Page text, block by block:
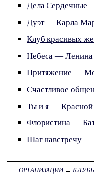
Дела Сердечные
Дуэт — Карла
Клуб красивых
Небеса — Ленина
Притяжение —
Счастливое
Ты и я — Красной
Флористина —
Шаг навстречу —
ОРГАНИЗАЦИИ→